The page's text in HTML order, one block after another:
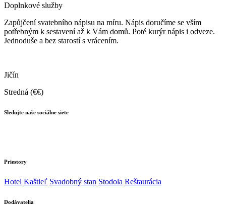
Doplnkové služby
Zapůjčení svatebního nápisu na míru. Nápis doručíme se vším
potřebným k sestavení až k Vám domů. Poté kurýr nápis i odveze.
Jednoduše a bez starostí s vrácením.
Jičín
Stredná (€€)
Sledujte naše sociálne siete
Priestory
Hotel Kaštieľ Svadobný stan Stodola Reštaurácia
Dodávatelia